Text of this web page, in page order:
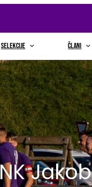
selekcije člani
NK Jakob